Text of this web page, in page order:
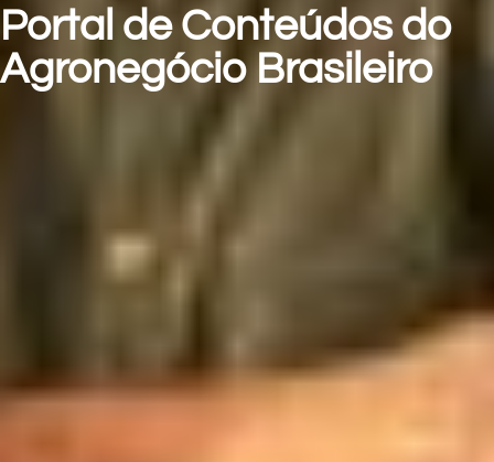
Portal de Conteúdos do
Agronegócio Brasileiro